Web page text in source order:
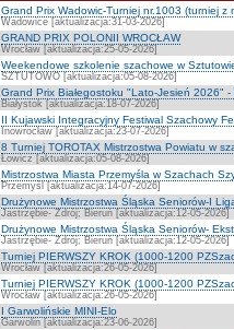
Grand Prix Wadowic-Turniej nr.1003 (turniej z
Wadowice [aktualizacja:31-03-2026]
GRAND PRIX POLONII WROCŁAW
Wrocław [aktualizacja:25-05-2026]
Weekendowe szkolenie szachowe w
SZTUTOWO [aktualizacja:05-08-2026]
Grand Prix Białegostoku "Lato-Jesień 2026"
Białystok [aktualizacja:18-07-2026]
II Kujawski Integracyjny Festiwal Szachowy
Inowrocław [aktualizacja:23-07-2026]
8 Turniej TOROTAX Mistrzostwa Powiatu w
Łowicz [aktualizacja:05-08-2026]
Mistrzostwa Miasta Przemyśla w Szachach
Przemyśl [aktualizacja:14-07-2026]
Drużynowe Mistrzostwa Śląska Seniorów-I
Jastrzębie- Zdrój; Bieruń [aktualizacja:12-05-2026]
Drużynowe Mistrzostwa Śląska Seniorów-
Jastrzębie- Zdrój; Bieruń [aktualizacja:12-05-2026]
Turniej PIERWSZY KROK (1000-1200
Wrocław [aktualizacja:26-05-2026]
Turniej PIERWSZY KROK (1000-1200
Wrocław [aktualizacja:26-05-2026]
I Garwolińskie MINI-Elo
Garwolin [aktualizacja:23-06-2026]